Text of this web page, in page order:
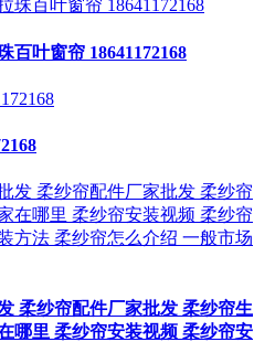
百叶窗帘 18641172168
柔纱帘配件厂家批发 柔纱帘生
哪里 柔纱帘安装视频 柔纱帘安